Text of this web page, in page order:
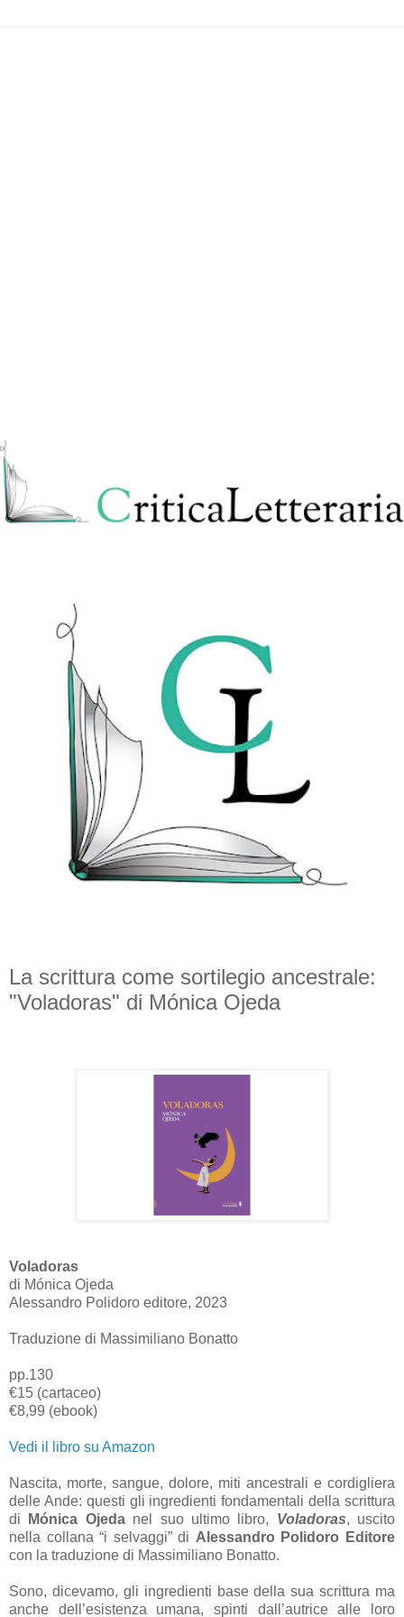
La scrittura come sortilegio ancestrale:
"Voladoras" di Mónica Ojeda
Voladoras
di Mónica Ojeda
Alessandro Polidoro editore, 2023
Traduzione di Massimiliano Bonatto
pp.130
€15 (cartaceo)
€8,99 (ebook)
Vedi il libro su Amazon
Nascita, morte, sangue, dolore, miti ancestrali e cordigliera
delle Ande: questi gli ingredienti fondamentali della scrittura
di
Mónica Ojedanel suo ultimo libro, Voladoras, uscito
nella collana “i selvaggi” di Alessandro Polidoro Editore
con la traduzione di Massimiliano Bonatto.
Sono, dicevamo, gli ingredienti base della sua scrittura ma
anche dell’esistenza umana, spinti dall’autrice alle loro